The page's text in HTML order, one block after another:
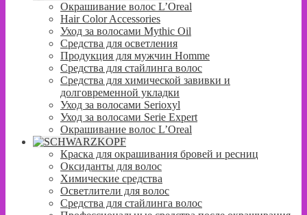
Окрашивание волос L’Oreal
Hair Color Accessories
Уход за волосами Mythic Oil
Средства для осветления
Продукция для мужчин Homme
Средства для стайлинга волос
Средства для химической завивки и
долговременной укладки
Уход за волосами Serioxyl
Уход за волосами Serie Expert
Окрашивание волос L’Oreal
Краска для окрашивания бровей и ресниц
Оксиданты для волос
Химические средства
Осветлители для волос
Средства для стайлинга волос